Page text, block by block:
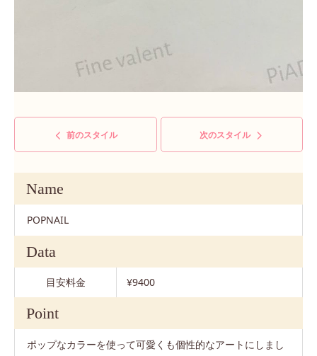
前のスタイル 次のスタイル
Name
POPNAIL
Data
目安料金 ¥9400
Point
ポップなカラーを使って可愛くも個性的なアートにしまし